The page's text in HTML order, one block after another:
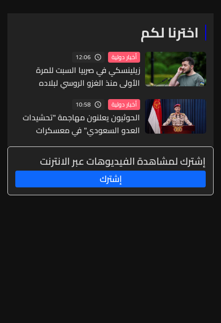
اخترنا لكم
أخبار دولية 12:06
زيلينسكي في صربيا السبت للمرة
الأولى منذ الغزو الروسي لبلاده
أخبار دولية 10:58
الحوثيون يعلنون مهاجمة "تحشيدات
العدو السعودي" في معسكرات
حكومية باليمن
إشترك لمشاهدة الفيديوهات عبر الانترنت
إشترك